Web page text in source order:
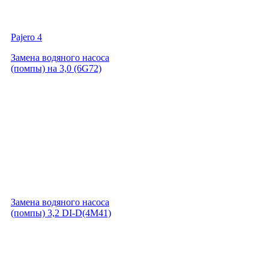
Pajero 4
Замена водяного насоса
(помпы) на 3,0 (6G72)
Замена водяного насоса
(помпы) 3,2 DI-D(4M41)